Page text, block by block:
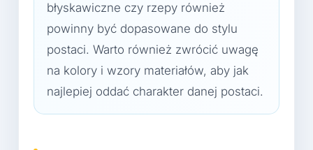
błyskawiczne czy rzepy również
powinny być dopasowane do stylu
postaci. Warto również zwrócić uwagę
na kolory i wzory materiałów, aby jak
najlepiej oddać charakter danej postaci.